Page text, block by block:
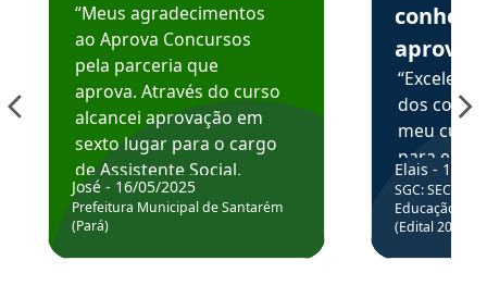
“Meus agradecimentos
ao Aprova Concursos
pela parceria que
aprova. Através do curso
alcancei aprovação em
sexto lugar para o cargo
de Assistente Social.
Hoje estou atuando na
Prefeitura de Santarém.
José - 16/05/2025
Prefeitura Municipal de Santarém
(Pará)
aprova
dos
meu
para
colocar
através
de
Elais - 15/
SGC: SEC BA
Educação
(Edital